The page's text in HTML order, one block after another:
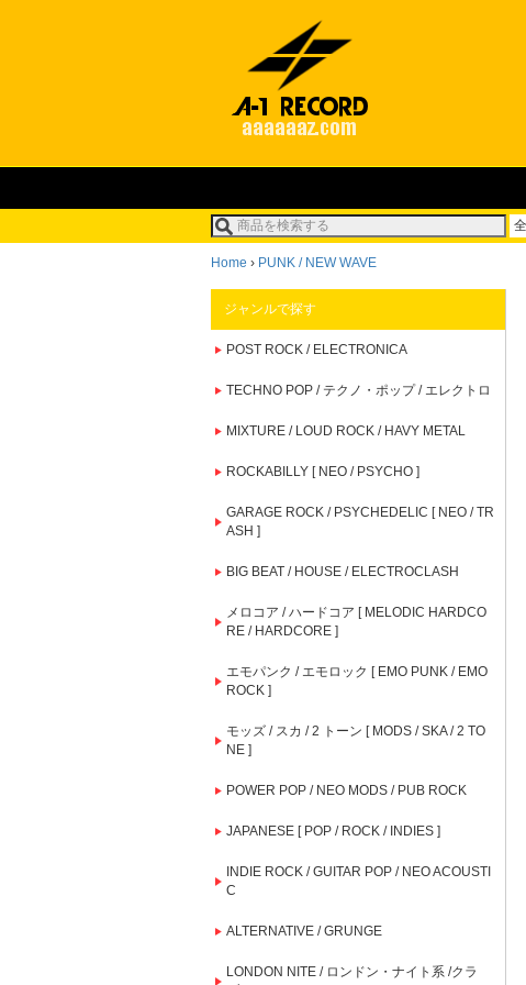
Home › PUNK / NEW WAVE
ジャンルで探す
POST ROCK / ELECTRONICA
TECHNO POP / テクノ・ポップ / エレクトロ
MIXTURE / LOUD ROCK / HAVY METAL
ROCKABILLY [ NEO / PSYCHO ]
GARAGE ROCK / PSYCHEDELIC [ NEO / TR
ASH ]
BIG BEAT / HOUSE / ELECTROCLASH
メロコア / ハードコア [ MELODIC HARDCO
RE / HARDCORE ]
エモパンク / エモロック [ EMO PUNK / EMO
ROCK ]
モッズ / スカ / 2 トーン [ MODS / SKA / 2 TO
NE ]
POWER POP / NEO MODS / PUB ROCK
JAPANESE [ POP / ROCK / INDIES ]
INDIE ROCK / GUITAR POP / NEO ACOUSTI
C
ALTERNATIVE / GRUNGE
LONDON NITE / ロンドン・ナイト系 /クラ